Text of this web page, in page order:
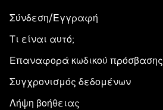
Σύνδεση/Εγγραφή
Τι είναι αυτό;
Επαναφορά κωδικού πρόσβασης
Συγχρονισμός δεδομένων
Λήψη βοήθειας